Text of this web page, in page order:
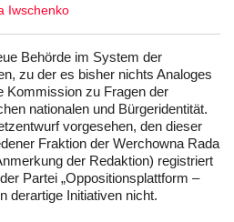
Iwschenko
Behörde im System der
zu der es bisher nichts Analoges
Kommission zu Fragen der
nationalen und Bürgeridentität.
vorgesehen, den dieser
Fraktion der Werchowna Rada
der Redaktion) registriert
Partei „Oppositionsplattform –
derartige Initiativen nicht.